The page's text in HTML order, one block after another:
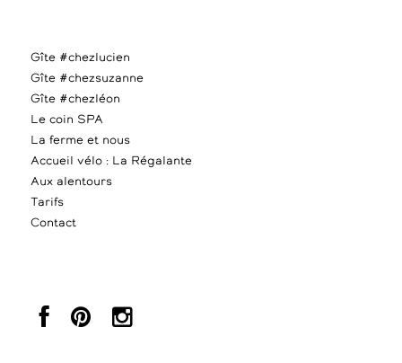
Gîte #chezlucien
Gîte #chezsuzanne
Gîte #chezléon
Le coin SPA
La ferme et nous
Accueil vélo : La Régalante
Aux alentours
Tarifs
Contact